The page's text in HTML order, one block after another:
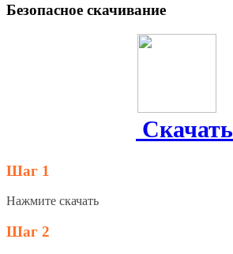
Безопасное скачивание
Скачать
Шаг 1
Нажмите скачать
Шаг 2